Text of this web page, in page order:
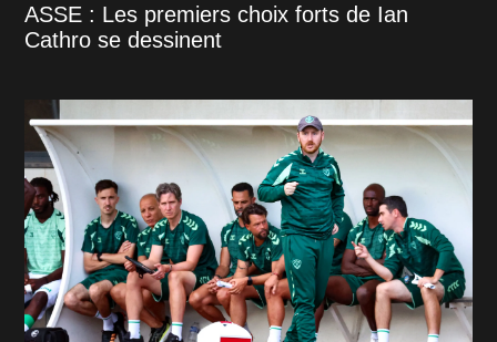
ASSE : Les premiers choix forts de Ian
Cathro se dessinent